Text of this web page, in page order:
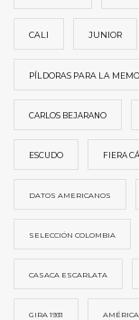
CALI JUNIOR
PÍLDORAS PARA LA
CARLOS BEJARANO
ESCUDO FIERA
DATOS AMERICANOS
SELECCIÓN COLOMBIA
CASACA ESCARLATA
GIRA 1931